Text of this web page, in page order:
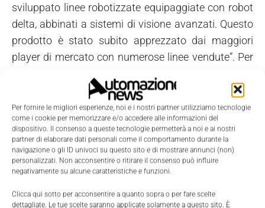
Per fornire le migliori esperienze, noi e i nostri partner utilizziamo tecnologie
come i cookie per memorizzare e/o accedere alle informazioni del
dispositivo. Il consenso a queste tecnologie permetterà a noi e ai nostri
partner di elaborare dati personali come il comportamento durante la
navigazione o gli ID univoci su questo sito e di mostrare annunci (non)
personalizzati. Non acconsentire o ritirare il consenso può influire
negativamente su alcune caratteristiche e funzioni.
Clicca qui sotto per acconsentire a quanto sopra o per fare scelte
dettagliate. Le tue scelte saranno applicate solamente a questo sito. È
sviluppato linee robotizzate equipaggiate con robot
delta, abbinati a sistemi di visione avanzati. Questo
prodotto è stato subito apprezzato dai maggiori
player di mercato con numerose linee vendute”. Per
un valore aggiunto, immediatamente percepibile dal
cliente utilizzatore, vedrà un forte apprezzamento
da parte del mercato”. In particolare,Morellato
riferisce “alla qualità del pacchetto, quindi alla
riduzione degli scarti e dei pezzi rotti in confezione, e
alla conseguente efficienza produttiva e
all'affidabilità del macchinario”. In
Ricciarelli
aspettano sviluppi tecnologici importanti nei sistemi